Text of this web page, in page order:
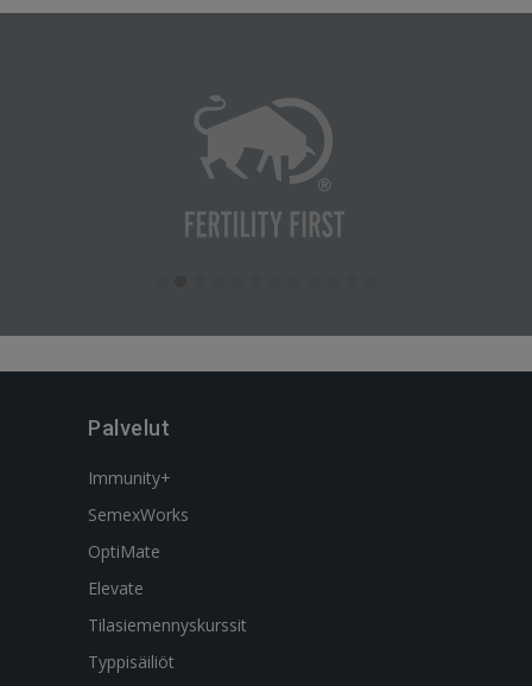
Palvelut
Immunity+
SemexWorks
OptiMate
Elevate
Tilasiemennyskurssit
Typpisäiliöt